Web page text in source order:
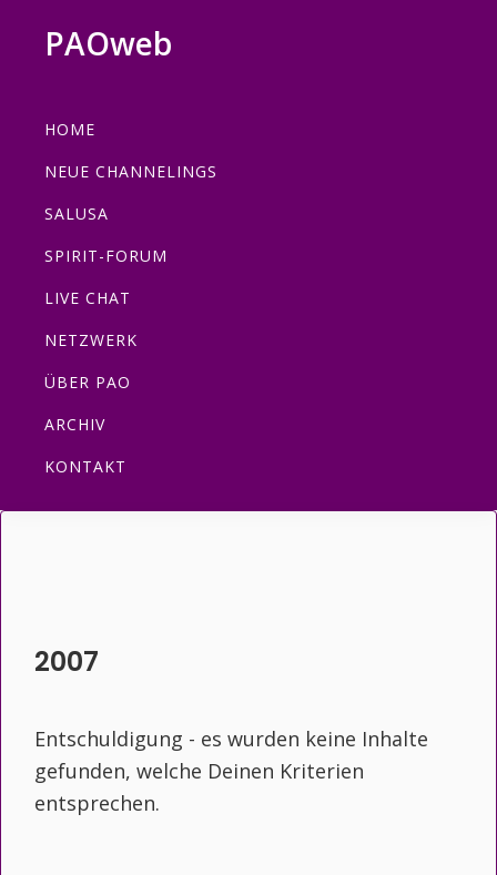
Hauptnavigation
Inhalt
Seitenspalte
FußzeilePAOweb
AktivierungsOrganisation)
HOME
NEUE CHANNELINGS
SALUSA
SPIRIT-FORUM
LIVE CHAT
NETZWERK
ÜBER PAO
ARCHIV
KONTAKT
2007
Entschuldigung - es wurden keine Inhalte
gefunden, welche Deinen Kriterien
entsprechen.